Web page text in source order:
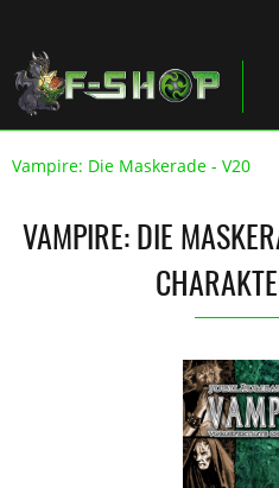
Vampire: Die Maskerade - V20
VAMPIRE: DIE